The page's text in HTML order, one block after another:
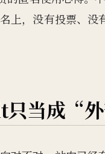
，没有投票、没
只当成“